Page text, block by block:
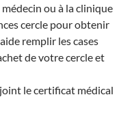
ou à la clinique
cercle pour obtenir
remplir les cases
de votre cercle et
le certificat médical